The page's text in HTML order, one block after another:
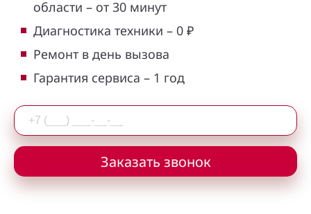
области – от 30 минут
Диагностика техники – 0 ₽
Ремонт в день вызова
Гарантия сервиса – 1 год
Заказать звонок